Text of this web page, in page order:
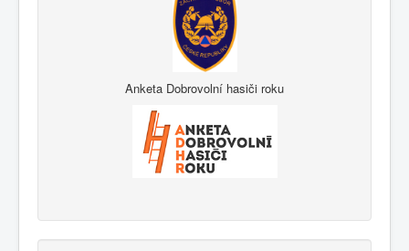
Anketa Dobrovolní hasiči roku